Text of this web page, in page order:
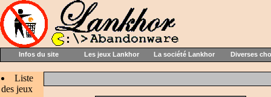
Infos du site Les jeux Lankhor La société Lankhor Diverses
Liste
des jeux